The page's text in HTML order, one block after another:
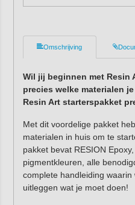
Omschrijving
Wil jij beginnen met Resin
precies welke materialen
Resin Art starterspakket
Met dit voordelige pakket
materialen in huis om te
pakket bevat RESION
pigmentkleuren, alle
complete handleiding
uitleggen wat je moet doen!